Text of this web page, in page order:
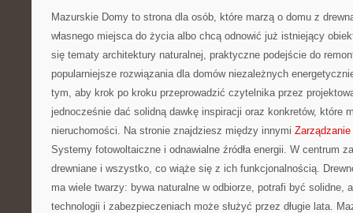
Mazurskie Domy to strona dla osób, które marzą o domu z
własnego miejsca do życia albo chcą odnowić już istniejący
się tematy architektury naturalnej, praktyczne podejście do
popularniejsze rozwiązania dla domów niezależnych
tym, aby krok po kroku przeprowadzić czytelnika przez
jednocześnie dać solidną dawkę inspiracji oraz konkretów, które
nieruchomości. Na stronie znajdziesz między innymi
Systemy fotowoltaiczne i odnawialne źródła energii. W centrum
drewniane i wszystko, co wiąże się z ich funkcjonalnością.
ma wiele twarzy: bywa naturalne w odbiorze, potrafi być solidne,
technologii i zabezpieczeniach może służyć przez długie lata.